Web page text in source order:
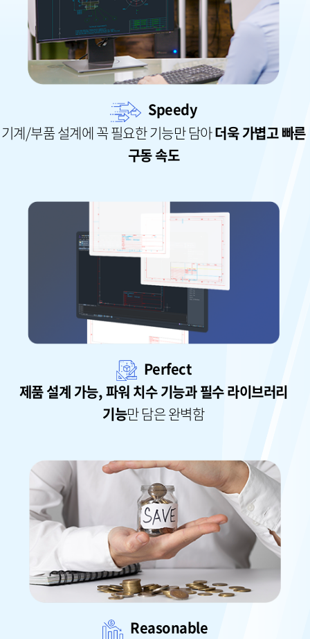
Speedy
기계/부품 설계에 꼭 필요한 기능만 담아더욱 가볍고 빠른
구동 속도
Perfect
제품 설계 가능, 파워 치수 기능과 필수 라이브러리
기능만 담은 완벽함
Reasonable